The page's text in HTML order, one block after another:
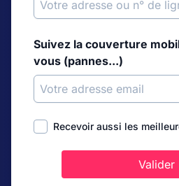
Suivez la couverture
vous (pannes...)
Recevoir aussi les
Valider